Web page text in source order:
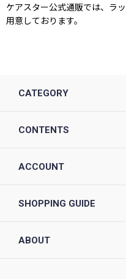
ケアスター公式通販では、ラ
用意しております。
CATEGORY
CONTENTS
ACCOUNT
SHOPPING GUIDE
ABOUT